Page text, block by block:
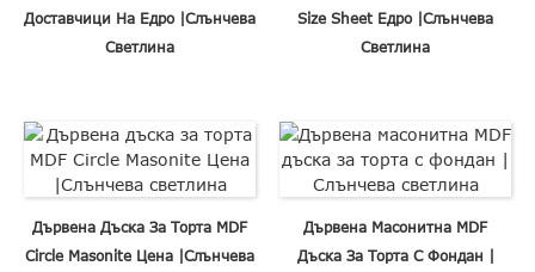
Доставчици На Едро |Слънчева
Светлина
Size Sheet Едро |Слънчева
Светлина
Дървена Дъска За Торта MDF
Circle Masonite Цена |Слънчева
Дървена Масонитна MDF
Дъска За Торта С Фондан |